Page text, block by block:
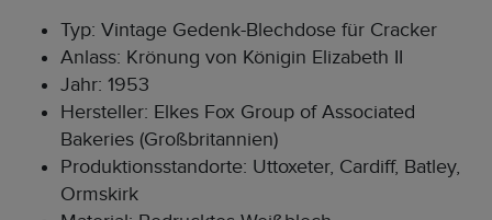
Typ: Vintage Gedenk-Blechdose für Cracker
Anlass: Krönung von Königin Elizabeth II
Jahr: 1953
Hersteller: Elkes Fox Group of Associated
Bakeries (Großbritannien)
Produktionsstandorte: Uttoxeter, Cardiff, Batley,
Ormskirk